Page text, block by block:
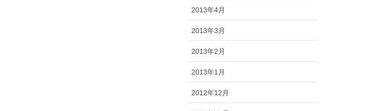
2013年4月
2013年3月
2013年2月
2013年1月
2012年12月